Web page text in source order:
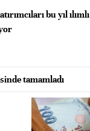
bu yıl ılımlı
tamamladı